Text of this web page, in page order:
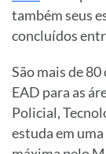
também seus
concluídos
São mais de
EAD para as
Policial,
estuda em